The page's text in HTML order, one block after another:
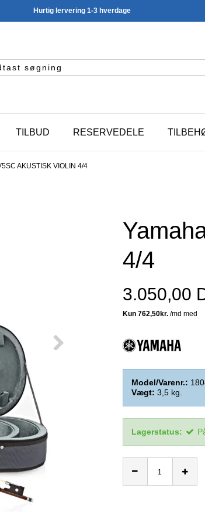
Hurtig lervering 1-3 hverdage
TILBUD RESERVEDELE
AKUSTISK VIOLIN 4/4
4/4
3.050,00
Model/Varenr.:
Vægt: 3,5 kg.
Lagerstatus: